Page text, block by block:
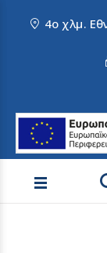
4ο χλμ.
Αναζήτηση